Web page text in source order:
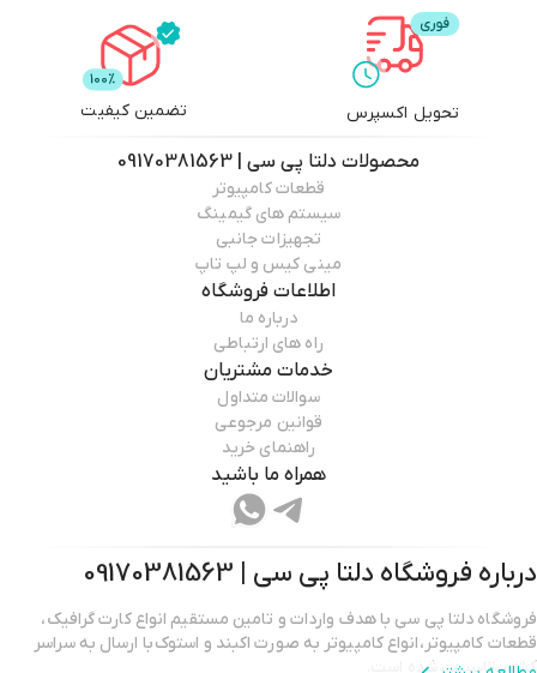
تحویل اکسپرس تضمین کیفیت
محصولات دلتا پی سی | 09170381563
قطعات کامپیوتر
سیستم های گیمینگ
تجهیزات جانبی
مینی کیس و لپ تاپ
اطلاعات فروشگاه
درباره ما
راه های ارتباطی
خدمات مشتریان
سوالات متداول
قوانین مرجوعی
راهنمای خرید
همراه ما باشید
درباره فروشگاه دلتا پی سی | 09170381563
فروشگاه دلتا پی سی با هدف واردات و تامین مستقیم انواع کارت گرافیک،
قطعات کامپیوتر،انواع کامپیوتر به صورت اکبند و استوک با ارسال به سراسر
کشور تاسیس شده است.